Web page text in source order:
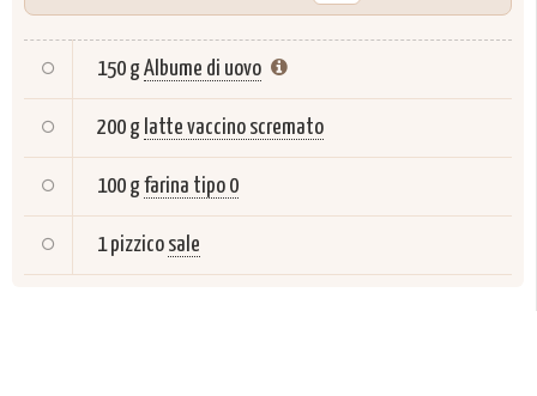
150 gAlbume di uovo
200 g latte vaccino scremato
100 gfarina tipo 0
1 pizzico sale